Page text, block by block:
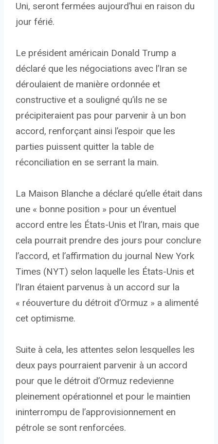
Uni, seront fermées aujourd’hui en raison du
jour férié.
Le président américain Donald Trump a
déclaré que les négociations avec l’Iran se
déroulaient de manière ordonnée et
constructive et a souligné qu’ils ne se
précipiteraient pas pour parvenir à un bon
accord, renforçant ainsi l’espoir que les
parties puissent quitter la table de
réconciliation en se serrant la main.
La Maison Blanche a déclaré qu’elle était dans
une « bonne position » pour un éventuel
accord entre les États-Unis et l’Iran, mais que
cela pourrait prendre des jours pour conclure
l’accord, et l’affirmation du journal New York
Times (NYT) selon laquelle les États-Unis et
l’Iran étaient parvenus à un accord sur la
« réouverture du détroit d’Ormuz » a alimenté
cet optimisme.
Suite à cela, les attentes selon lesquelles les
deux pays pourraient parvenir à un accord
pour que le détroit d’Ormuz redevienne
pleinement opérationnel et pour le maintien
ininterrompu de l’approvisionnement en
pétrole se sont renforcées.